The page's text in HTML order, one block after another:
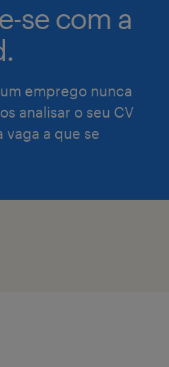
se com a
emprego nunca
analisar o seu CV
vaga a que se